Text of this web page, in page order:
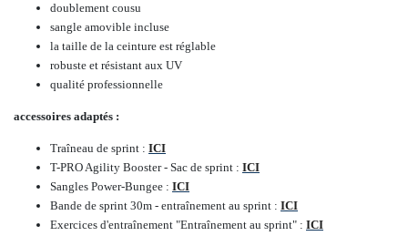
doublement cousu
sangle amovible incluse
la taille de la ceinture est réglable
robuste et résistant aux UV
qualité professionnelle
accessoires adaptés :
Traîneau de sprint : ICI
T-PRO Agility Booster - Sac de sprint : ICI
Sangles Power-Bungee : ICI
Bande de sprint 30m - entraînement au sprint : ICI
Exercices d'entraînement "Entraînement au sprint" : ICI